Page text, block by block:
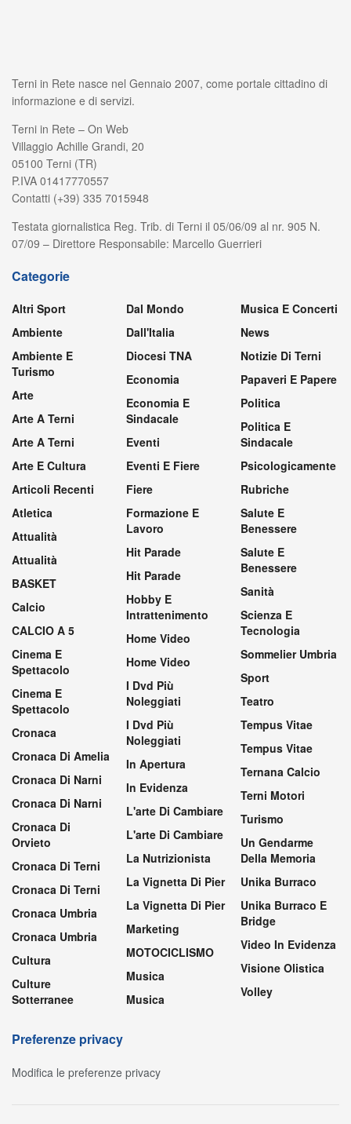
Terni in Rete nasce nel Gennaio 2007, come portale cittadino di
informazione e di servizi.
Terni in Rete – On Web
Villaggio Achille Grandi, 20
05100 Terni (TR)
P.IVA 01417770557
Contatti (+39) 335 7015948
Testata giornalistica Reg. Trib. di Terni il 05/06/09 al nr. 905 N.
07/09 – Direttore Responsabile: Marcello Guerrieri
Categorie
Altri Sport
Ambiente
Ambiente E
Turismo
Arte
Arte A Terni
Arte A Terni
Arte E Cultura
Articoli Recenti
Atletica
Attualità
Attualità
BASKET
Calcio
CALCIO A 5
Cinema E
Spettacolo
Cinema E
Spettacolo
Cronaca
Cronaca Di Amelia
Cronaca Di Narni
Cronaca Di Narni
Cronaca Di
Orvieto
Cronaca Di Terni
Cronaca Di Terni
Cronaca Umbria
Cronaca Umbria
Cultura
Culture
Sotterranee
Dal Mondo
Dall'Italia
Diocesi TNA
Economia
Economia E
Sindacale
Eventi
Eventi E Fiere
Fiere
Formazione E
Lavoro
Hit Parade
Hit Parade
Hobby E
Intrattenimento
Home Video
Home Video
I Dvd Più
Noleggiati
I Dvd Più
Noleggiati
In Apertura
In Evidenza
L'arte Di Cambiare
L'arte Di Cambiare
La Nutrizionista
La Vignetta Di Pier
La Vignetta Di Pier
Marketing
MOTOCICLISMO
Musica
Musica
Musica E Concerti
News
Notizie Di Terni
Papaveri E Papere
Politica
Politica E
Sindacale
Psicologicamente
Rubriche
Salute E
Benessere
Salute E
Benessere
Sanità
Scienza E
Tecnologia
Sommelier Umbria
Sport
Teatro
Tempus Vitae
Tempus Vitae
Ternana Calcio
Terni Motori
Turismo
Un Gendarme
Della Memoria
Unika Burraco
Unika Burraco E
Bridge
Video In Evidenza
Visione Olistica
Volley
Preferenze privacy
Modifica le preferenze privacy